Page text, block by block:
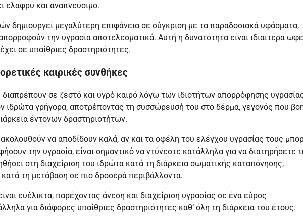
ελαφρύ και αναπνεύσιμο.
δημιουργεί μεγαλύτερη επιφάνεια σε σύγκριση με τα παραδοσιακά υφάσματα,
την υγρασία αποτελεσματικά. Αυτή η δυνατότητα είναι ιδιαίτερα
σε υπαίθριες δραστηριότητες.
καιρικές συνθήκες
σε ζεστό και υγρό καιρό λόγω των ιδιοτήτων απορρόφησης
γρήγορα, αποτρέποντας τη συσσώρευσή του στο δέρμα, γεγονός που
έντονων δραστηριοτήτων.
να αποδίδουν καλά, αν και τα οφέλη του ελέγχου υγρασίας τους
την υγρασία, είναι σημαντικό να ντύνεστε κατάλληλα για να διατηρήσετε
στη διαχείριση του ιδρώτα κατά τη διάρκεια σωματικής καταπόνησης,
τη μετάβαση σε πιο δροσερά περιβάλλοντα.
ευέλικτα, παρέχοντας άνεση και διαχείριση υγρασίας σε ένα εύρος
για διάφορες υπαίθριες δραστηριότητες καθ’ όλη τη διάρκεια του έτους.